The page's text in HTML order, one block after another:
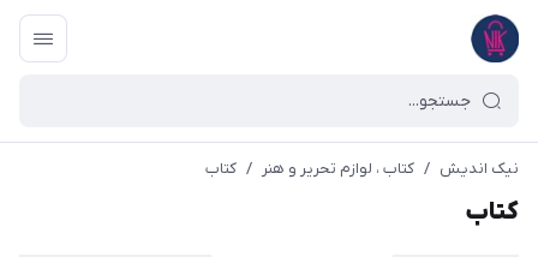
نیک اندیش / کتاب ، لوازم تحریر و هنر / کتاب
کتاب